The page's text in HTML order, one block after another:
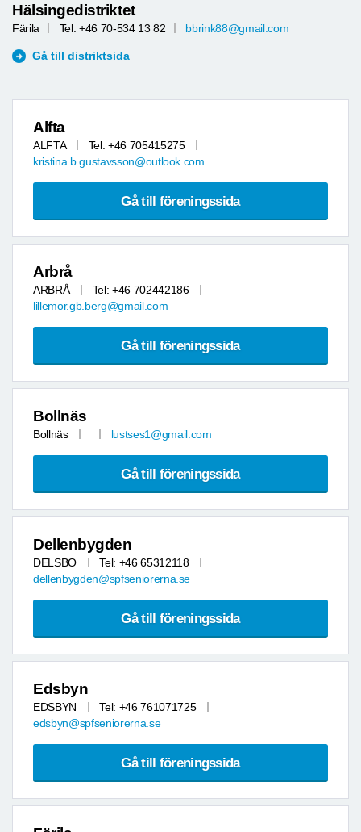
Hälsingedistriktet
Färila Tel: +46 70-534 13 82 bbrink88@gmail.com
Gå till distriktsida
Alfta
ALFTA
Tel: +46 705415275
kristina.b.gustavsson@outlook.com
Gå till föreningssida
Arbrå
ARBRÅ
Tel: +46 702442186
lillemor.gb.berg@gmail.com
Gå till föreningssida
Bollnäs
Bollnäs lustses1@gmail.com
Gå till föreningssida
Dellenbygden
DELSBO
Tel: +46 65312118
dellenbygden@spfseniorerna.se
Gå till föreningssida
Edsbyn
EDSBYN
Tel: +46 761071725
edsbyn@spfseniorerna.se
Gå till föreningssida